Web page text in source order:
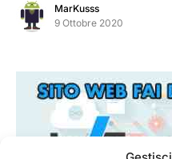
MarKusss
9 Ottobre 2020